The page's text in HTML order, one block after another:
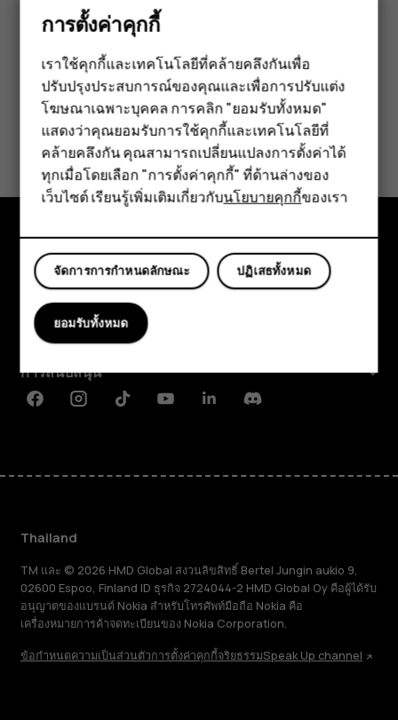
สมาร์ทโฟน
ฟีเจอร์โฟน
อุปกรณ์เสริม
แท็บเล็ต
แตะmenu การตั้งค่า
ข้อมูลนี้มีประโยชน์กับคุณหรือไม่
ใช่ ไม่
สำรวจ
เกี่ยวกับ
Planet and people
การสนับสนุน
FacebookInstagramTiktokYoutubeLinkedinDiscord
Thailand
TM และ © 2026 HMD Global สงวนลิขสิทธิ์ Bertel Jungin aukio 9,
02600 Espoo, Finland ID ธุรกิจ 2724044-2 HMD Global Oy คือผู้ได้รับ
อนุญาตของแบรนด์ Nokia สำหรับโทรศัพท์มือถือ Nokia คือ
เครื่องหมายการค้าจดทะเบียนของ Nokia Corporation.
ข้อกำหนดความเป็นส่วนตัวการตั้งค่าคุกกี้จริยธรรมSpeak Up channel
การตั้งค่าคุกกี้
เราใช้คุกกี้และเทคโนโลยีที่คล้ายคลึงกันเพื่อ
ปรับปรุงประสบการณ์ของคุณและเพื่อการปรับแต่ง
โฆษณาเฉพาะบุคคล การคลิก "ยอมรับทั้งหมด"
แสดงว่าคุณยอมรับการใช้คุกกี้และเทคโนโลยีที่
คล้ายคลึงกัน คุณสามารถเปลี่ยนแปลงการตั้งค่าได้
ทุกเมื่อโดยเลือก "การตั้งค่าคุกกี้" ที่ด้านล่างของ
เว็บไซต์ เรียนรู้เพิ่มเติมเกี่ยวกับนโยบายคุกกี้ของเรา
ปฏิเสธทั้งหมด
จัดการการกำหนดลักษณะ
ยอมรับทั้งหมด